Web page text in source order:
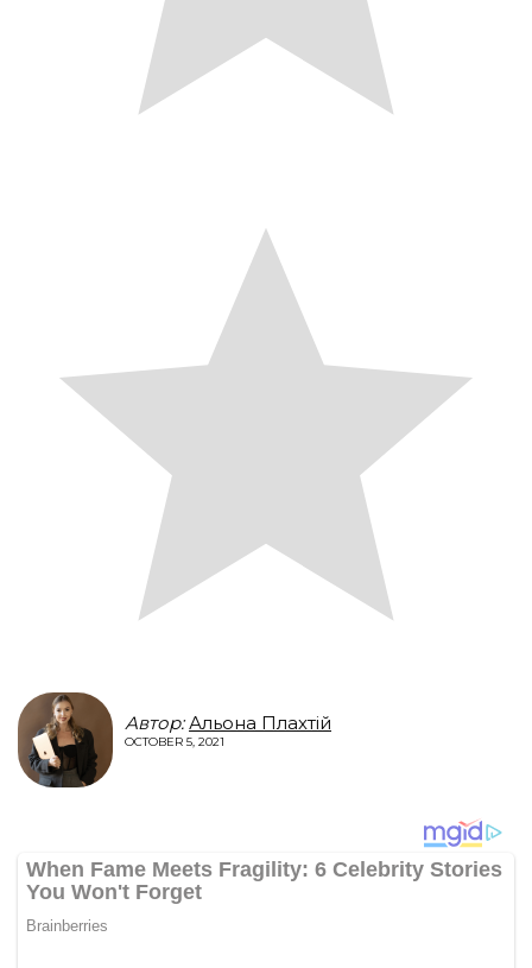
Автор: Альона Плахтій
OCTOBER 5, 2021